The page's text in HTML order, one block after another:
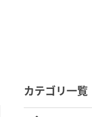
カテゴリ一覧